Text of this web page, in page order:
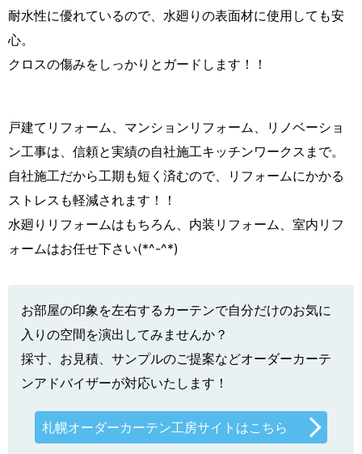
耐水性に優れているので、水廻りの表面材に使用しても安
心。
クロスの傷みをしっかりとガードします！！
戸建てリフォーム、マンションリフォーム、リノベーショ
ン工事は、信頼と実績の自社施工キッチンワークスまで。
自社施工だから工期も短く済むので、リフォームにかかる
ストレスも軽減されます！！
水廻りリフォームはもちろん、内装リフォーム、室内リフ
ォームはお任せ下さい(*^-^*)
お部屋の印象を左右するカーテンで自分だけのお気に
入りの空間を演出してみませんか？
採寸、お見積、サンプルのご提案などオーダーカーテ
ンアドバイザーが対応いたします！
札幌オーダーカーテン工房サイトはこちら